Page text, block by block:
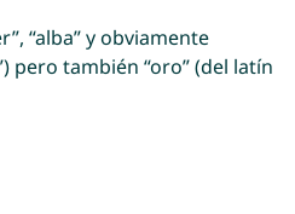
“alba” y obviamente
pero también “oro” (del latín